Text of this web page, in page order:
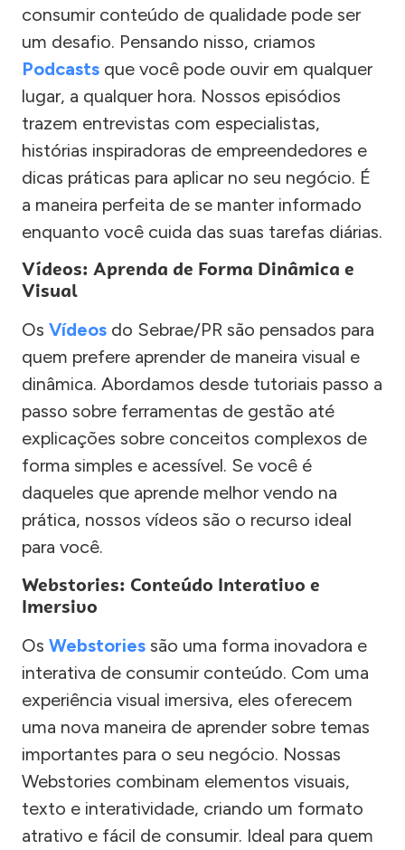
consumir conteúdo de qualidade pode ser
um desafio. Pensando nisso, criamos
Podcasts que você pode ouvir em qualquer
lugar, a qualquer hora. Nossos episódios
trazem entrevistas com especialistas,
histórias inspiradoras de empreendedores e
dicas práticas para aplicar no seu negócio. É
a maneira perfeita de se manter informado
enquanto você cuida das suas tarefas diárias.
Vídeos: Aprenda de Forma Dinâmica e
Visual
Os Vídeos do Sebrae/PR são pensados para
quem prefere aprender de maneira visual e
dinâmica. Abordamos desde tutoriais passo a
passo sobre ferramentas de gestão até
explicações sobre conceitos complexos de
forma simples e acessível. Se você é
daqueles que aprende melhor vendo na
prática, nossos vídeos são o recurso ideal
para você.
Webstories: Conteúdo Interativo e
Imersivo
Os Webstories são uma forma inovadora e
interativa de consumir conteúdo. Com uma
experiência visual imersiva, eles oferecem
uma nova maneira de aprender sobre temas
importantes para o seu negócio. Nossas
Webstories combinam elementos visuais,
texto e interatividade, criando um formato
atrativo e fácil de consumir. Ideal para quem